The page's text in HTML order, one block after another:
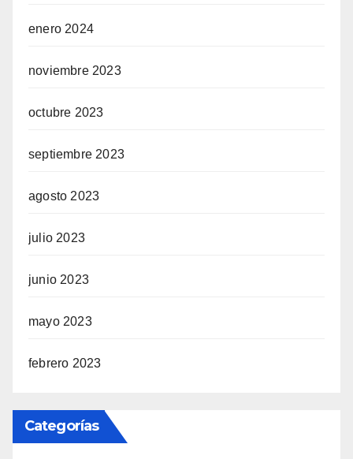
enero 2024
noviembre 2023
octubre 2023
septiembre 2023
agosto 2023
julio 2023
junio 2023
mayo 2023
febrero 2023
Categorías